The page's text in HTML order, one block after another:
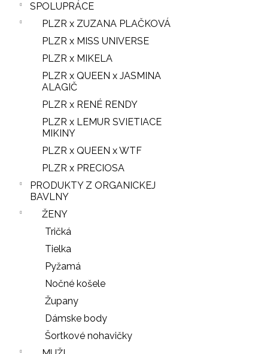
SPOLUPRÁCE
PLZR x ZUZANA PLAČKOVÁ
PLZR x MISS UNIVERSE
PLZR x MIKELA
PLZR x QUEEN x JASMINA
ALAGIČ
PLZR x RENÉ RENDY
PLZR x LEMUR SVIETIACE
MIKINY
PLZR x QUEEN x WTF
PLZR x PRECIOSA
PRODUKTY Z ORGANICKEJ
BAVLNY
ŽENY
Tričká
Tielka
Pyžamá
Nočné košele
Župany
Dámske body
Šortkové nohavičky